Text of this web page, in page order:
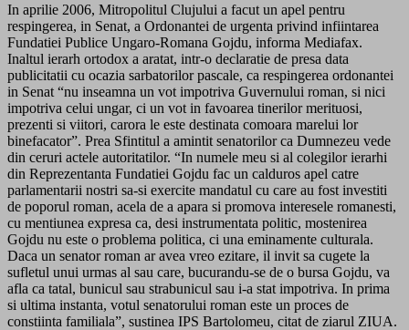
In aprilie 2006, Mitropolitul Clujului a facut un apel pentru
respingerea, in Senat, a Ordonantei de urgenta privind infiintarea
Fundatiei Publice Ungaro-Romana Gojdu, informa Mediafax.
Inaltul ierarh ortodox a aratat, intr-o declaratie de presa data
publicitatii cu ocazia sarbatorilor pascale, ca respingerea ordonantei
in Senat “nu inseamna un vot impotriva Guvernului roman, si nici
impotriva celui ungar, ci un vot in favoarea tinerilor merituosi,
prezenti si viitori, carora le este destinata comoara marelui lor
binefacator”. Prea Sfintitul a amintit senatorilor ca Dumnezeu vede
din ceruri actele autoritatilor. “In numele meu si al colegilor ierarhi
din Reprezentanta Fundatiei Gojdu fac un calduros apel catre
parlamentarii nostri sa-si exercite mandatul cu care au fost investiti
de poporul roman, acela de a apara si promova interesele romanesti,
cu mentiunea expresa ca, desi instrumentata politic, mostenirea
Gojdu nu este o problema politica, ci una eminamente culturala.
Daca un senator roman ar avea vreo ezitare, il invit sa cugete la
sufletul unui urmas al sau care, bucurandu-se de o bursa Gojdu, va
afla ca tatal, bunicul sau strabunicul sau i-a stat impotriva. In prima
si ultima instanta, votul senatorului roman este un proces de
constiinta familiala”, sustinea IPS Bartolomeu, citat de ziarul ZIUA.